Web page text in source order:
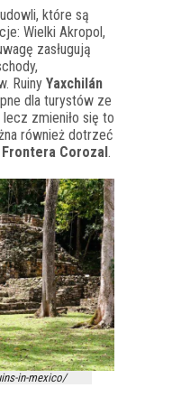
które są
Wielki Akropol,
zasługują
Ruiny Yaxchilán
dla turystów ze
zmieniło się to
również dotrzeć
Frontera Corozal.
in-mexico/